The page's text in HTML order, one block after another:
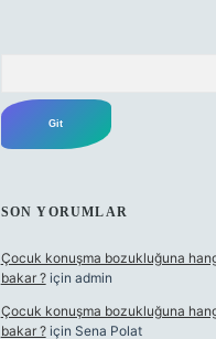
SON YORUMLAR
Çocuk konuşma bozukluğuna
bakar ?için admin
Çocuk konuşma bozukluğuna
bakar ?için Sena Polat